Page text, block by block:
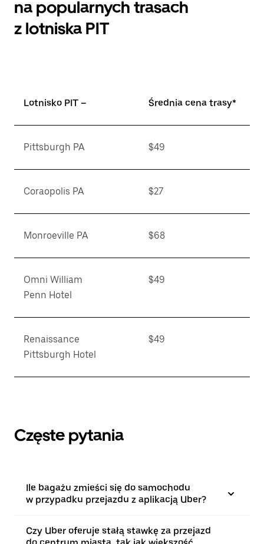
na popularnych trasach
z lotniska PIT
Lotnisko PIT – Średnia cena trasy*
Pittsburgh PA $49
Coraopolis PA $27
Monroeville PA $68
Omni William
Penn Hotel
$49
Renaissance
Pittsburgh Hotel
$49
Częste pytania
Ile bagażu zmieści się do samochodu
w przypadku przejazdu z aplikacją Uber?
Czy Uber oferuje stałą stawkę za przejazd